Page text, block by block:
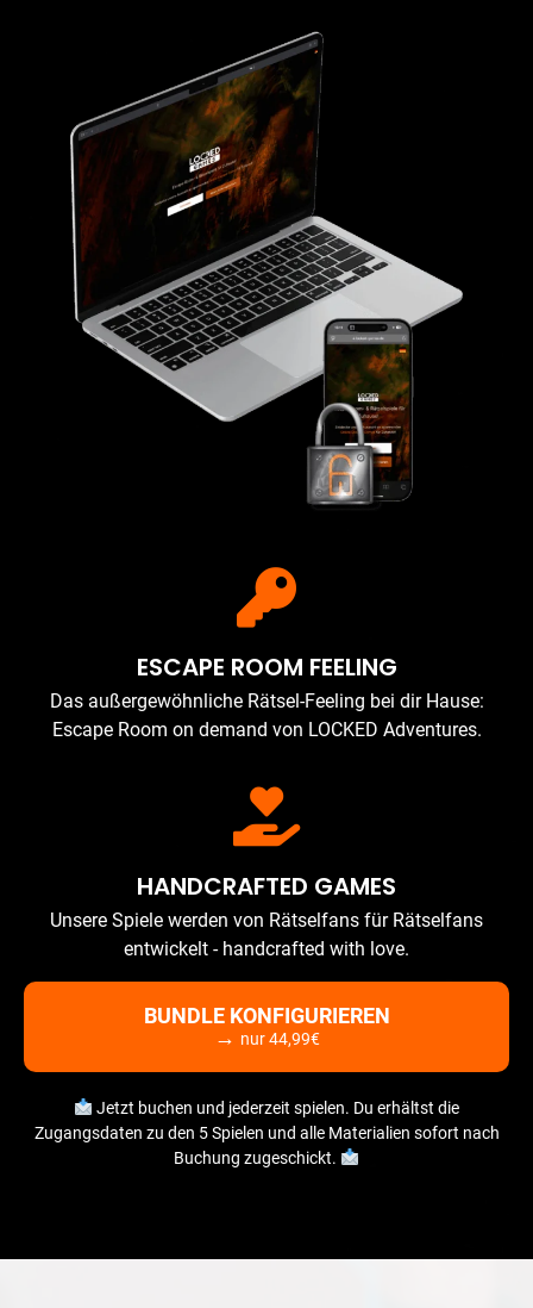
ESCAPE ROOM FEELING
Das außergewöhnliche Rätsel-Feeling bei dir Hause:
Escape Room on demand von LOCKED Adventures.
HANDCRAFTED GAMES
Unsere Spiele werden von Rätselfans für Rätselfans
entwickelt - handcrafted with love.
BUNDLE KONFIGURIEREN
→ nur44,99€
Jetzt buchen und jederzeit spielen. Du erhältst die
Zugangsdaten zu den 5 Spielen und alle Materialien sofort nach
Buchung zugeschickt.